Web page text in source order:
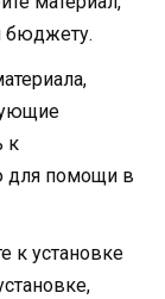
бюджету.
к
для помощи в
к установке